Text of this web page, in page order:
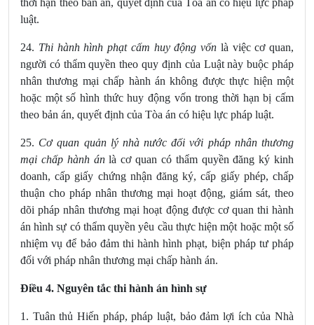
thời hạn theo bản án, quyết định của Tòa án có hiệu lực pháp
luật.
24. Thi hành hình phạt cấm huy động vốn là việc cơ quan,
người có thẩm quyền theo quy định của Luật này buộc pháp
nhân thương mại chấp hành án không được thực hiện một
hoặc một số hình thức huy động vốn trong thời hạn bị cấm
theo bản án, quyết định của Tòa án có hiệu lực pháp luật.
25. Cơ quan quản lý nhà nước đối với pháp nhân thương
mại chấp hành ánlà cơ quan có thẩm quyền đăng ký kinh
doanh, cấp giấy chứng nhận đăng ký, cấp giấy phép, chấp
thuận cho pháp nhân thương mại hoạt động, giám sát, theo
dõi pháp nhân thương mại hoạt động được cơ quan thi hành
án hình sự có thẩm quyền yêu cầu thực hiện một hoặc một số
nhiệm vụ để bảo đảm thi hành hình phạt, biện pháp tư pháp
đối với pháp nhân thương mại chấp hành án.
Điều 4. Nguyên tắc thi hành án hình sự
1. Tuân thủ Hiến pháp, pháp luật, bảo đảm lợi ích của Nhà